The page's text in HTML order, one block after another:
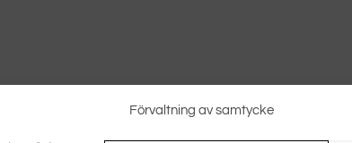
Förvaltning av samtycke